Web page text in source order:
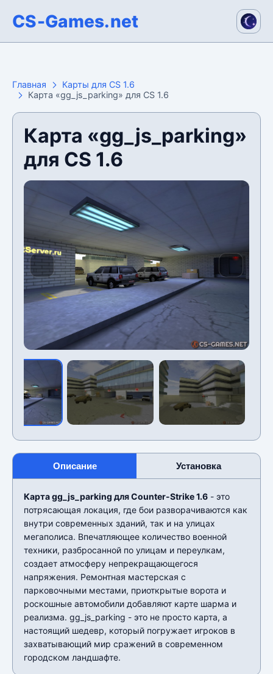
CS-Games.net
Главная
Карты для CS 1.6
Карта «gg_js_parking» для CS 1.6
Карта «gg_js_parking»
для CS 1.6
Описание Установка
Карта gg_js_parking для Counter-Strike 1.6 - это
потрясающая локация, где бои разворачиваются как
внутри современных зданий, так и на улицах
мегаполиса. Впечатляющее количество военной
техники, разбросанной по улицам и переулкам,
создает атмосферу непрекращающегося
напряжения. Ремонтная мастерская с
парковочными местами, приоткрытые ворота и
роскошные автомобили добавляют карте шарма и
реализма. gg_js_parking - это не просто карта, а
настоящий шедевр, который погружает игроков в
захватывающий мир сражений в современном
городском ландшафте.